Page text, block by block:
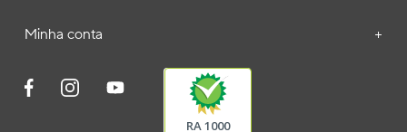
Minha conta +
RA 1000